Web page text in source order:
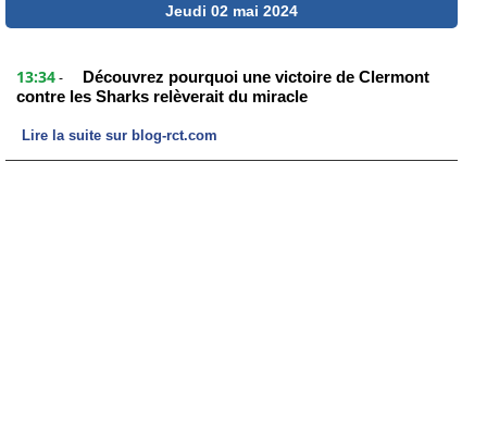
Jeudi 02 mai 2024
13:34 -
Découvrez pourquoi une victoire de Clermont
contre les Sharks relèverait du miracle
Lire la suite sur blog-rct.com